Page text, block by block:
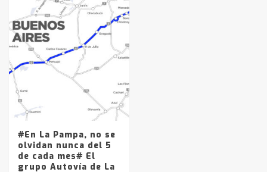
#En La Pampa, no se
olvidan nunca del 5
de cada mes# El
grupo Autovía de La